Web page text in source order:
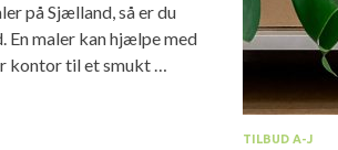
på Sjælland, så er du
maler kan hjælpe med
kontor til et smukt …
TILBUD A-J